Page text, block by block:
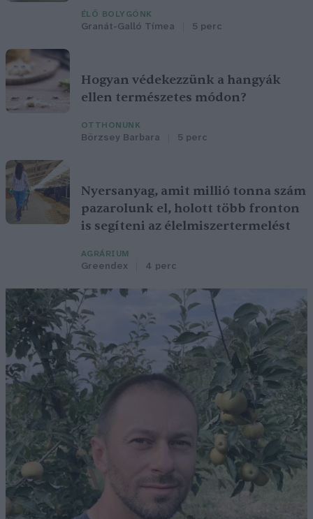
ÉLŐ BOLYGÓNK
Granát-Galló Tímea 5 perc
Hogyan védekezzünk a hangyák
ellen természetes módon?
OTTHONUNK
Börzsey Barbara 5 perc
Nyersanyag, amit millió tonna szám
pazarolunk el, holott több fronton
is segíteni az élelmiszertermelést
AGRÁRIUM
Greendex 4 perc